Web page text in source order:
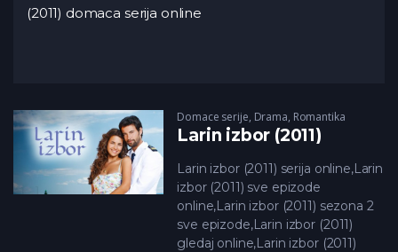
(2011) domaca serija online
Domace serije, Drama, Romantika
Larin izbor (2011)
Larin izbor (2011) serija online,Larin
izbor (2011) sve epizode
online,Larin izbor (2011) sezona 2
sve epizode,Larin izbor (2011)
gledaj online,Larin izbor (2011)